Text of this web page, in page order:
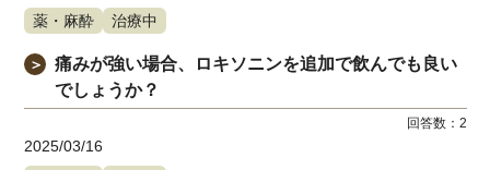
薬・麻酔
治療中
＞
痛みが強い場合、ロキソニンを追加で飲んでも良い
でしょうか？
回答数： 2
2025/03/16